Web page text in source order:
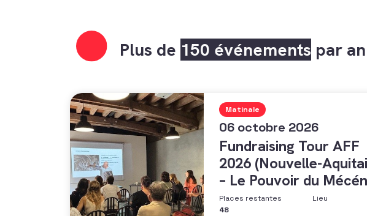
Plus de 150 événements par
Matinale
06 octobre 2026
Fundraising Tour AFF
2026 (Nouvelle-
– Le Pouvoir du
de Proximité !
Places restantes
48
Lieu